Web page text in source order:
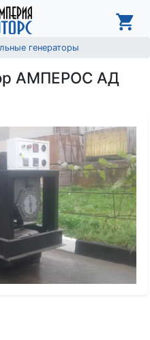
генераторы
АМПЕРОС АД